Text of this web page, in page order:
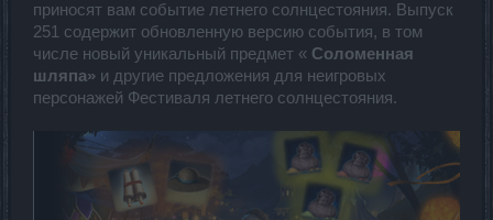
приносят вам событие летнего солнцестояния. Выпуск
251 содержит обновленную версию события, в том
числе новый уникальный предмет « Соломенная
шляпа» и другие предложения для неигровых
персонажей Фестиваля летнего солнцестояния.